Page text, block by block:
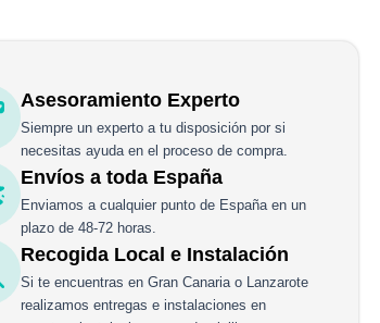
Asesoramiento Experto
Siempre un experto a tu disposición por si
necesitas ayuda en el proceso de compra.
Envíos a toda España
Enviamos a cualquier punto de España en un
plazo de 48-72 horas.
Recogida Local e Instalación
Si te encuentras en Gran Canaria o Lanzarote
realizamos entregas e instalaciones en